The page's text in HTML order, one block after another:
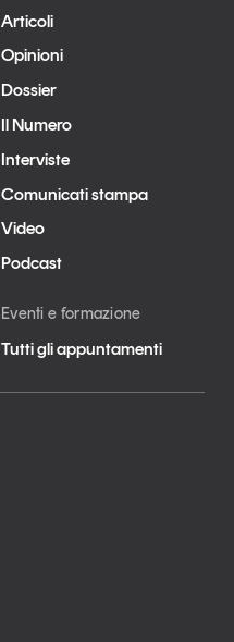
Articoli
Opinioni
Dossier
Il Numero
Interviste
Comunicati stampa
Video
Podcast
Eventi e formazione
Tutti gli appuntamenti